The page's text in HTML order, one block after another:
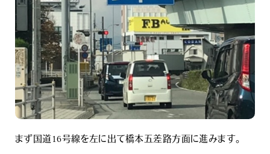
まず国道16号線を左に出て橋本五差路方面に進みます。